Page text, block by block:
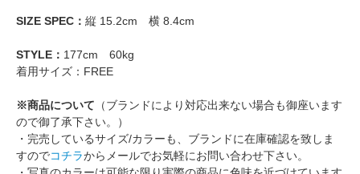
SIZE SPEC： 縦 15.2cm 横 8.4cm
STYLE： 177cm 60kg
着用サイズ：FREE
※商品について （ブランドにより対応出来ない場合も御座います
ので御了承下さい。）
・完売しているサイズ/カラーも、ブランドに在庫確認を致しま
すのでコチラからメールでお気軽にお問い合わせ下さい。